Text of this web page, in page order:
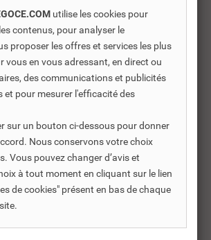
€ TTC
€
€HT
Ajouter au panier
Résultats 1 - 3 sur 3.
EDILKAMIN
utilise les cookies pour
contenus, pour analyser le
proposer les offres et services les plus
vous en vous adressant, en direct ou
des communications et publicités
et pour mesurer l'efficacité des
sur un bouton ci-dessous pour donner
Nous conservons votre choix
Vous pouvez changer d’avis et
à tout moment en cliquant sur le lien
de cookies" présent en bas de chaque